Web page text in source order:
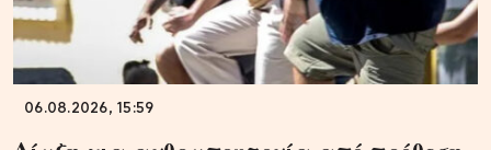
06.08.2026, 15:59